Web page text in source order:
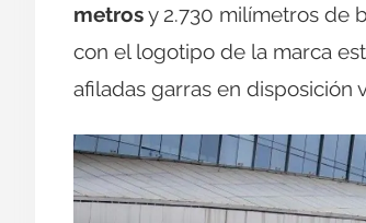
metrosy 2.730 milímetros de
con el logotipo de la marca
afiladas garras en disposición